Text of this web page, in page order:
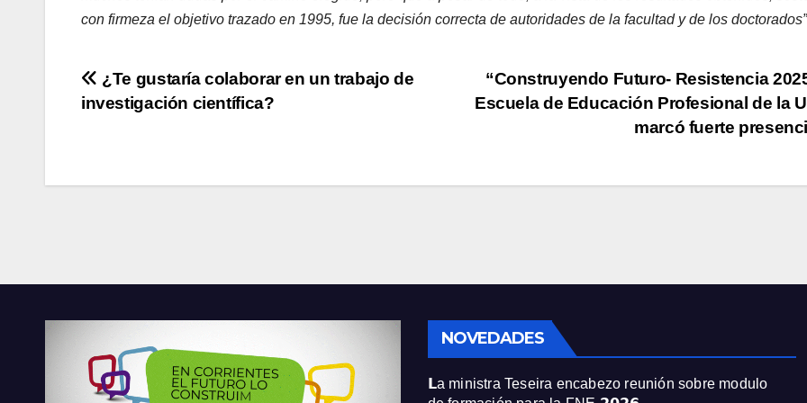
con firmeza el objetivo trazado en 1995, fue la decisión correcta de autoridades de la facultad y de los
Navegación
“Construyendo Futuro- Resistencia
Escuela de Educación Profesional de la
marcó fuerte
¿Te gustaría colaborar en un trabajo de
investigación científica?
NOVEDADES
𝗟a ministra Teseira encabezo reunión sobre modulo